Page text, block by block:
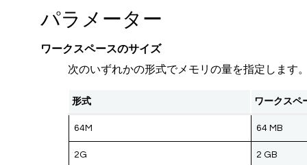
パラメーター
ワークスペースのサイズ
次のいずれかの形式でメモリの量を指定します
形式 ワークスペ
64M 64 MB
2G 2 GB